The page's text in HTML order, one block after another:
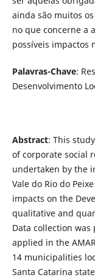
ainda são muitos
no que concerne a
possíveis impactos
Palavras-Chave:
Desenvolvimento
Abstract: This
of corporate social
undertaken by the
Vale do Rio do
impacts on the
qualitative and
Data collection
applied in the
14 municipalities
Santa Catarina